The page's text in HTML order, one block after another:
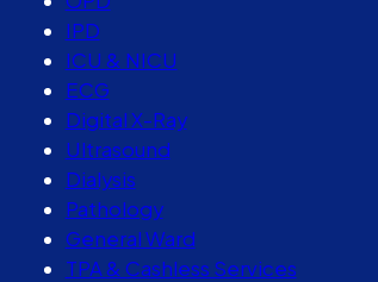
IPD
ICU & NICU
ECG
Digital X-Ray
Ultrasound
Dialysis
Pathology
General Ward
TPA & Cashless Services